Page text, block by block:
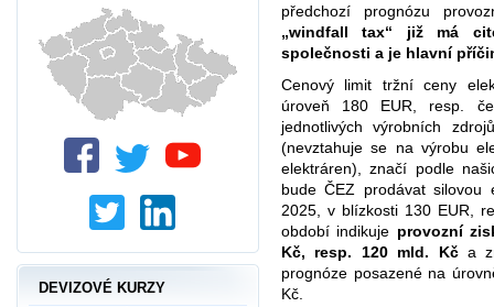
předchozí prognózu
„windfall tax“ již má
společnosti a je hlavní
Cenový limit tržní ceny
úroveň 180 EUR, resp.
jednotlivých výrobních
(nevztahuje se na výrobu
elektráren), značí podle
bude ČEZ prodávat
2025, v blízkosti 130 EUR,
období indikuje provozní
Kč, resp. 120 mld. Kča
prognóze posazené na
Kč.
DEVIZOVÉ KURZY